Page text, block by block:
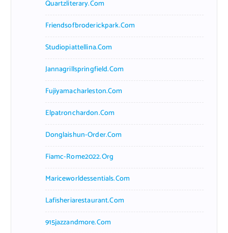
Quartzliterary.com
Friendsofbroderickpark.com
Studiopiattellina.com
Jannagrillspringfield.com
Fujiyamacharleston.com
Elpatronchardon.com
Donglaishun-Order.com
Fiamc-Rome2022.org
Mariceworldessentials.com
Lafisheriarestaurant.com
915jazzandmore.com